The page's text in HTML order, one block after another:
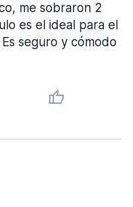
me sobraron 2
es el ideal para el
seguro y cómodo